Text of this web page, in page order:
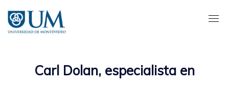
contenido
principal
Carl Dolan, especialista en